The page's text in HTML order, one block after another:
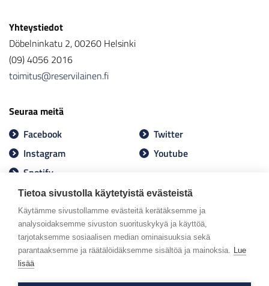
Tietoa sivustolla käytetyistä evästeistä
Käytämme sivustollamme evästeitä kerätäksemme ja
analysoidaksemme sivuston suorituskykyä ja käyttöä,
tarjotaksemme sosiaalisen median ominaisuuksia sekä
parantaaksemme ja räätälöidäksemme sisältöä ja mainoksia. Lue
lisää
Yhteystiedot
Döbelninkatu 2, 00260 Helsinki
(09) 4056 2016
toimitus@reservilainen.fi
Seuraa meitä
Facebook
Twitter
Instagram
Youtube
Spotify